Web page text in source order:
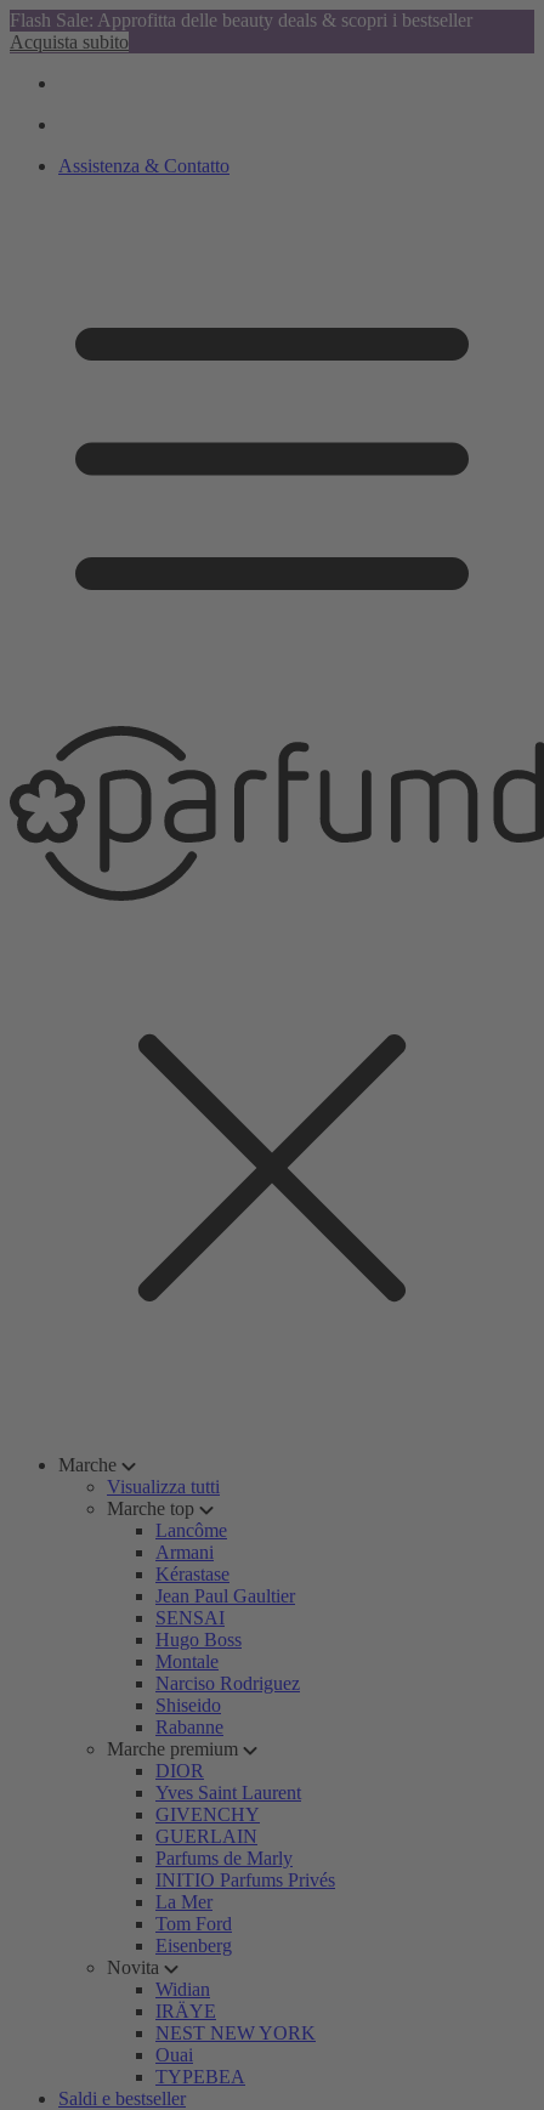
Flash Sale: Approfitta delle beauty deals & scopri i bestseller
Acquista subito
Assistenza & Contatto
Marche
Visualizza tutti
Marche top
Lancôme
Armani
Kérastase
Jean Paul Gaultier
SENSAI
Hugo Boss
Montale
Narciso Rodriguez
Shiseido
Rabanne
Marche premium
DIOR
Yves Saint Laurent
GIVENCHY
GUERLAIN
Parfums de Marly
INITIO Parfums Privés
La Mer
Tom Ford
Eisenberg
Novita
Widian
IRÄYE
NEST NEW YORK
Ouai
TYPEBEA
Saldi e bestseller